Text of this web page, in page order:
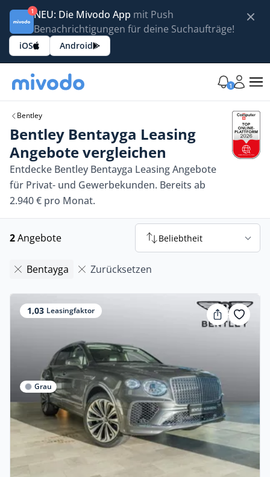
1NEU: Die Mivodo App mit Push
Benachrichtigungen für deine Suchaufträge!
iOS Android
1
Bentley
Bentley Bentayga Leasing
Angebote vergleichen
Entdecke Bentley Bentayga Leasing Angebote
für Privat- und Gewerbekunden. Bereits ab
2.940 € pro Monat.
2Angebote Beliebtheit
Bentayga Zurücksetzen
1,03 Leasingfaktor
Grau
Privat
Bentley Bentayga Atelier | MY26 |
Bentley Nürnberg
551 PS (405 kW)